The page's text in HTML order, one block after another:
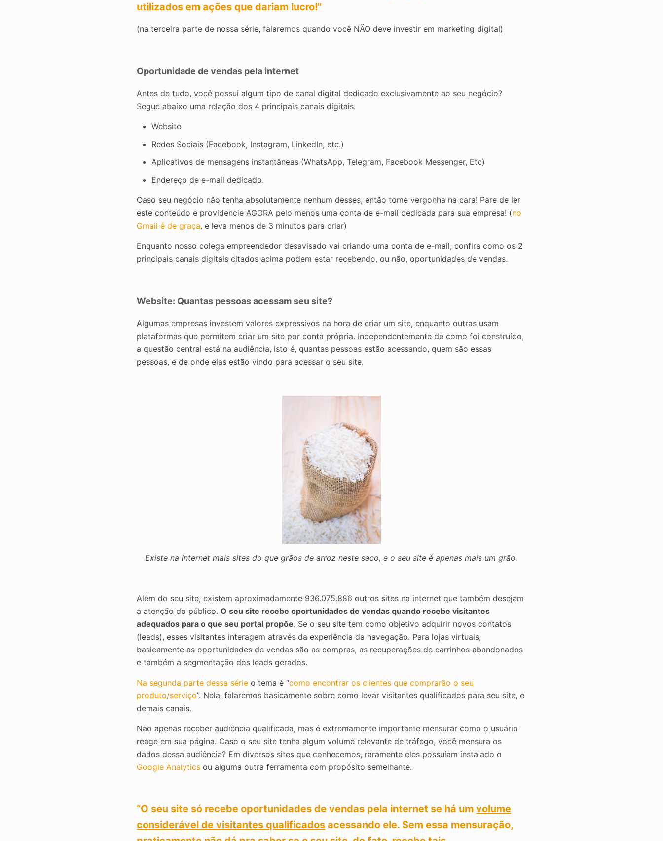
utilizados em ações que dariam lucro!"
(na terceira parte de nossa série, falaremos quando você NÃO deve investir em marketing digital)
Oportunidade de vendas pela internet
Antes de tudo, você possui algum tipo de canal digital dedicado exclusivamente ao seu negócio?
Segue abaixo uma relação dos 4 principais canais digitais.
Website
Redes Sociais (Facebook, Instagram, LinkedIn, etc.)
Aplicativos de mensagens instantâneas (WhatsApp, Telegram, Facebook Messenger, Etc)
Endereço de e-mail dedicado.
Caso seu negócio não tenha absolutamente nenhum desses, então tome vergonha na cara! Pare de ler
este conteúdo e providencie AGORA pelo menos uma conta de e-mail dedicada para sua empresa! (no
Gmail é de graça, e leva menos de 3 minutos para criar)
Enquanto nosso colega empreendedor desavisado vai criando uma conta de e-mail, confira como os 2
principais canais digitais citados acima podem estar recebendo, ou não, oportunidades de vendas.
Website: Quantas pessoas acessam seu site?
Algumas empresas investem valores expressivos na hora de criar um site, enquanto outras usam
plataformas que permitem criar um site por conta própria. Independentemente de como foi construído,
a questão central está na audiência, isto é, quantas pessoas estão acessando, quem são essas
pessoas, e de onde elas estão vindo para acessar o seu site.
Existe na internet mais sites do que grãos de arroz neste saco, e o seu site é apenas mais um grão.
Além do seu site, existem aproximadamente 936.075.886 outros sites na internet que também desejam
a atenção do público.O seu site recebe oportunidades de vendas quando recebe visitantes
adequados para o que seu portal propõe. Se o seu site tem como objetivo adquirir novos contatos
(leads), esses visitantes interagem através da experiência da navegação. Para lojas virtuais,
basicamente as oportunidades de vendas são as compras, as recuperações de carrinhos abandonados
e também a segmentação dos leads gerados.
Na segunda parte dessa série o tema é “como encontrar os clientes que comprarão o seu
produto/serviço”. Nela, falaremos basicamente sobre como levar visitantes qualificados para seu site, e
demais canais.
Não apenas receber audiência qualificada, mas é extremamente importante mensurar como o usuário
reage em sua página. Caso o seu site tenha algum volume relevante de tráfego, você mensura os
dados dessa audiência? Em diversos sites que conhecemos, raramente eles possuíam instalado o
Google Analytics ou alguma outra ferramenta com propósito semelhante.
“O seu site só recebe oportunidades de vendas pela internet se há umvolume
considerável de visitantes qualificados acessando ele. Sem essa mensuração,